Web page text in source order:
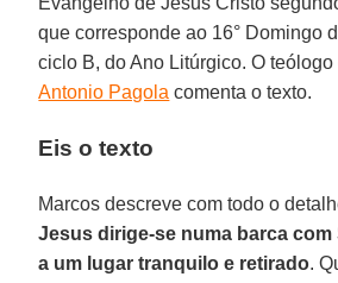
que corresponde ao 16° Domingo
ciclo B, do Ano Litúrgico. O
Antonio Pagola comenta o texto.
Eis o texto
Marcos descreve com todo o
Jesus dirige-se numa barca
a um lugar tranquilo e retirado.